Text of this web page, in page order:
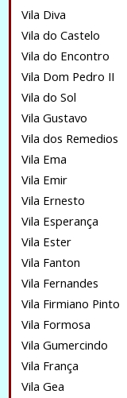
Vila Diva
Vila do Castelo
Vila do Encontro
Vila Dom Pedro II
Vila do Sol
Vila Gustavo
Vila dos Remedios
Vila Ema
Vila Emir
Vila Ernesto
Vila Esperança
Vila Ester
Vila Fanton
Vila Fernandes
Vila Firmiano Pinto
Vila Formosa
Vila Gumercindo
Vila França
Vila Gea